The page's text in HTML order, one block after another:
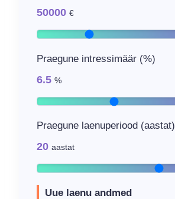
50000 €
Praegune intressimäär (%)
6.5 %
Praegune laenuperiood (aastat)
20 aastat
Uue laenu andmed